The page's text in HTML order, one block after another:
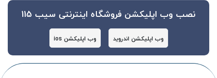
نصب وب اپلیکشن فروشگاه اینترنتی سیب 115
وب اپلیکشن اندروید وب اپلیکشن ios